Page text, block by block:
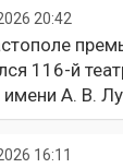
20:42
116-й
имени А. В.
16:11